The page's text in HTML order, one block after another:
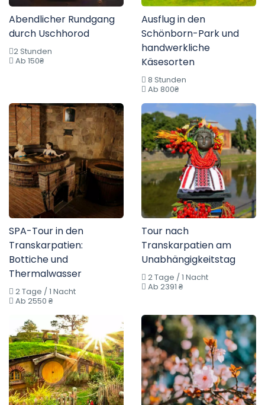
Abendlicher Rundgang
durch Uschhorod
2 Stunden
Ab 150₴
Ausflug in den
Schönborn-Park und
handwerkliche
Käsesorten
8 Stunden
Ab 800₴
SPA-Tour in den
Transkarpatien:
Bottiche und
Thermalwasser
2 Tage / 1 Nacht
Ab 2550 ₴
Tour nach
Transkarpatien am
Unabhängigkeitstag
2 Tage / 1 Nacht
Ab 2391 ₴